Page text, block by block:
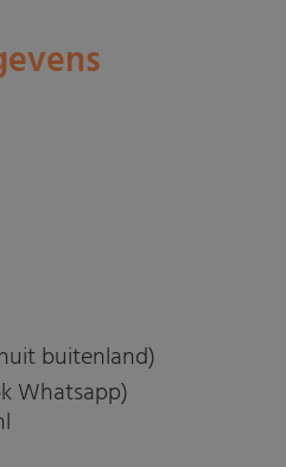
buitenland)
Whatsapp)